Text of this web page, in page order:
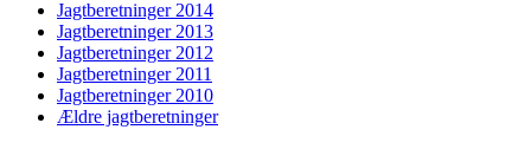
Jagtberetninger 2014
Jagtberetninger 2013
Jagtberetninger 2012
Jagtberetninger 2011
Jagtberetninger 2010
Ældre jagtberetninger